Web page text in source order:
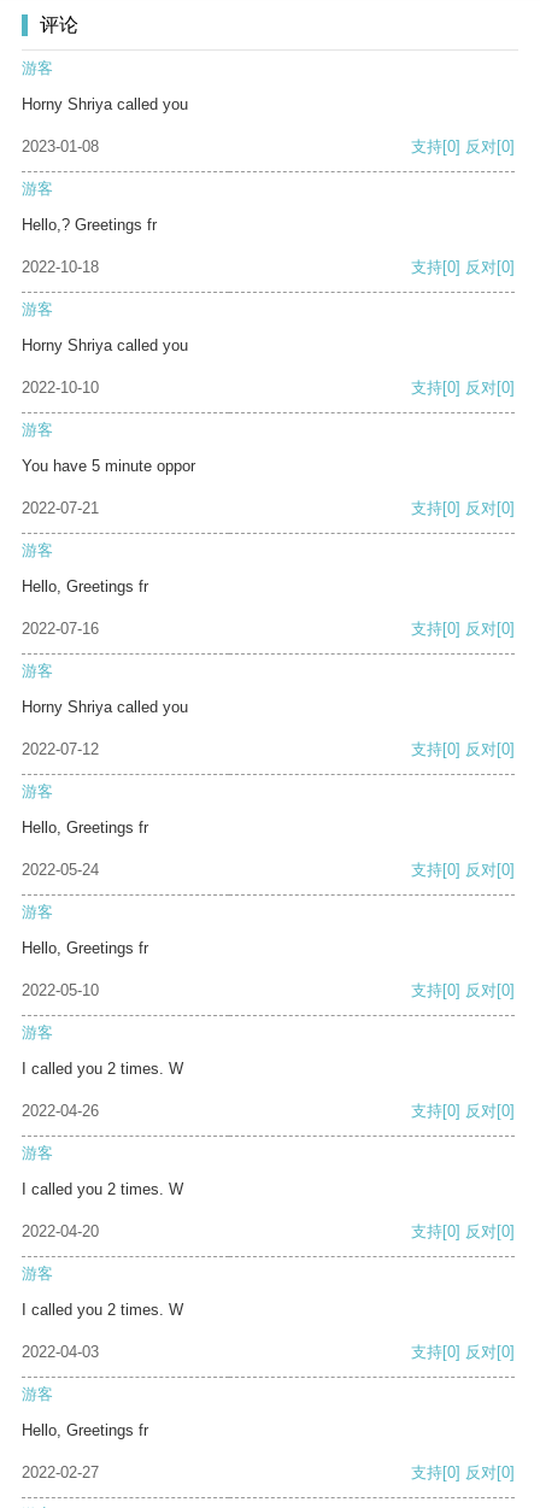
评论
游客
Horny Shriya called you
2023-01-08 支持[0] 反对[0]
游客
Hello,? Greetings fr
2022-10-18 支持[0] 反对[0]
游客
Horny Shriya called you
2022-10-10 支持[0] 反对[0]
游客
You have 5 minute oppor
2022-07-21 支持[0] 反对[0]
游客
Hello, Greetings fr
2022-07-16 支持[0] 反对[0]
游客
Horny Shriya called you
2022-07-12 支持[0] 反对[0]
游客
Hello, Greetings fr
2022-05-24 支持[0] 反对[0]
游客
Hello, Greetings fr
2022-05-10 支持[0] 反对[0]
游客
I called you 2 times. W
2022-04-26 支持[0] 反对[0]
游客
I called you 2 times. W
2022-04-20 支持[0] 反对[0]
游客
I called you 2 times. W
2022-04-03 支持[0] 反对[0]
游客
Hello, Greetings fr
2022-02-27 支持[0] 反对[0]